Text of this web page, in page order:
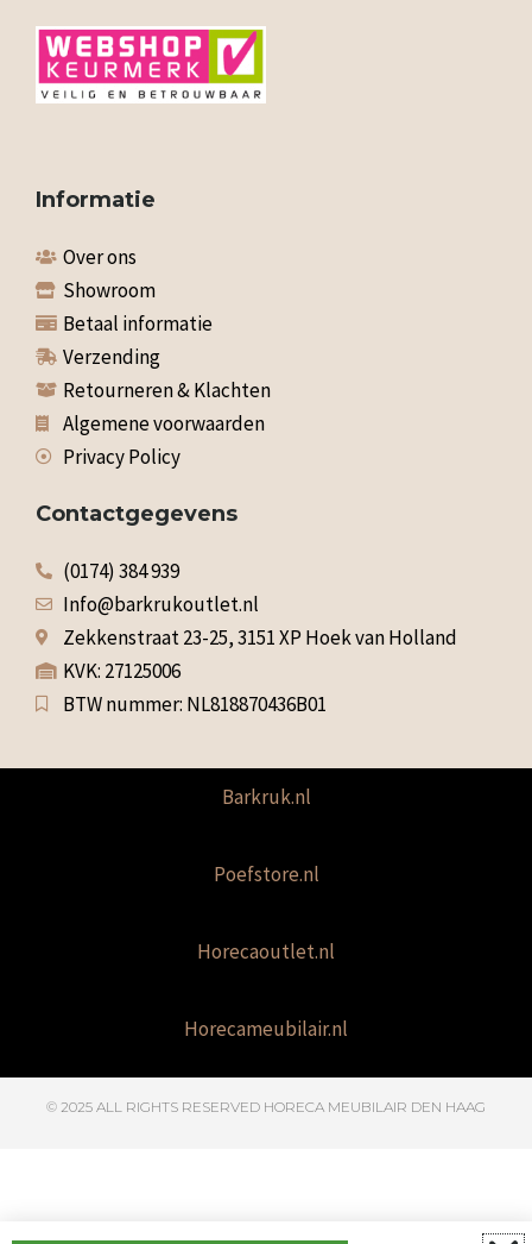
Informatie
Over ons
Showroom
Betaal informatie
Verzending
Retourneren & Klachten
Algemene voorwaarden
Privacy Policy
Contactgegevens
(0174) 384 939
Info@barkrukoutlet.nl
Zekkenstraat 23-25, 3151 XP Hoek van Holland
KVK: 27125006
BTW nummer: NL818870436B01
Barkruk.nl
Poefstore.nl
Horecaoutlet.nl
Horecameubilair.nl
© 2025 ALL RIGHTS RESERVED​ HORECA MEUBILAIR DEN HAAG